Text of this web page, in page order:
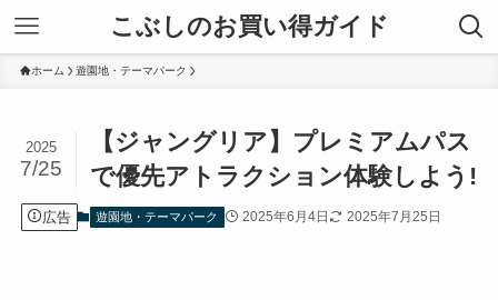
こぶしのお買い得ガイド
ホーム 遊園地・テーマパーク
【ジャングリア】プレミアムパス
で優先アトラクション体験しよう!
2025
7/25
広告 遊園地・テーマパーク 2025年6月4日 2025年7月25日